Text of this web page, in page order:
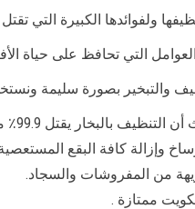
ولفوائدها الكبيرة التي
التي تحافظ على حياة
والتبخير بصورة سليمة
بالبخار يقتل 99.9٪ من البكتيريا.
وإزالة كافة البقع
من المفروشات والسجاد.
ممتازة .